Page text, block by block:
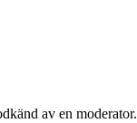
av en moderator.